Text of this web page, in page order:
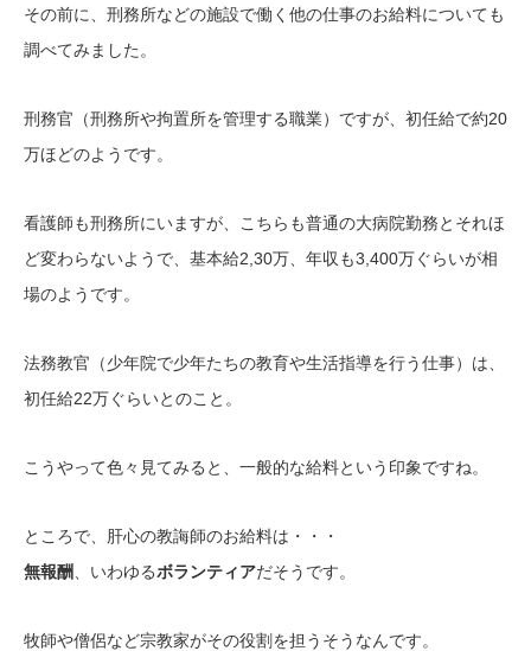
その前に、刑務所などの施設で働く他の仕事のお給料についても
調べてみました。
刑務官（刑務所や拘置所を管理する職業）ですが、初任給で約20
万ほどのようです。
看護師も刑務所にいますが、こちらも普通の大病院勤務とそれほ
ど変わらないようで、基本給2,30万、年収も3,400万ぐらいが相
場のようです。
法務教官（少年院で少年たちの教育や生活指導を行う仕事）は、
初任給22万ぐらいとのこと。
こうやって色々見てみると、一般的な給料という印象ですね。
ところで、肝心の教誨師のお給料は・・・
無報酬 、いわゆるボランティアだそうです。
牧師や僧侶など宗教家がその役割を担うそうなんです。